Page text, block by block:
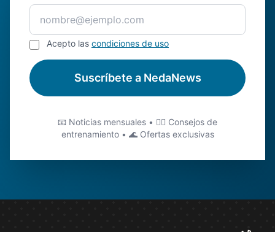
Acepto las condiciones de uso
Suscríbete a NedaNews
📧 Noticias mensuales • 🏊‍♂️ Consejos de
entrenamiento • 🌊 Ofertas exclusivas